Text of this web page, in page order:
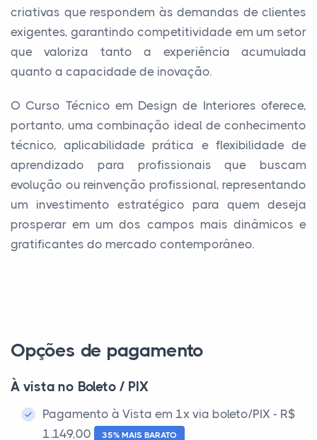
criativas que respondem às demandas de clientes
exigentes, garantindo competitividade em um setor
que valoriza tanto a experiência acumulada
quanto a capacidade de inovação.
O Curso Técnico em Design de Interiores oferece,
portanto, uma combinação ideal de conhecimento
técnico, aplicabilidade prática e flexibilidade de
aprendizado para profissionais que buscam
evolução ou reinvenção profissional, representando
um investimento estratégico para quem deseja
prosperar em um dos campos mais dinâmicos e
gratificantes do mercado contemporâneo.
Opções de pagamento
À vista no Boleto / PIX
Pagamento à Vista em 1x via boleto/PIX - R$
1.149,00
35% MAIS BARATO